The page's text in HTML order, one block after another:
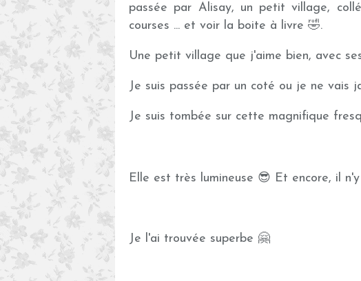
passée par Alisay, un petit village,
courses ... et voir la boite à livre 🤣.
Une petit village que j'aime bien, avec
Je suis passée par un coté ou je ne vais
Je suis tombée sur cette magnifique
Elle est très lumineuse 😎 Et encore, il
Je l'ai trouvée superbe 🤗